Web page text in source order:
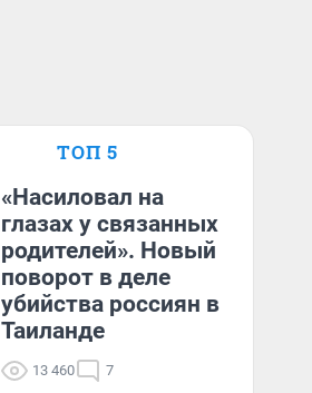
ТОП 5
«Насиловал на
глазах у связанных
родителей». Новый
поворот в деле
убийства россиян в
Таиланде
13 460 7